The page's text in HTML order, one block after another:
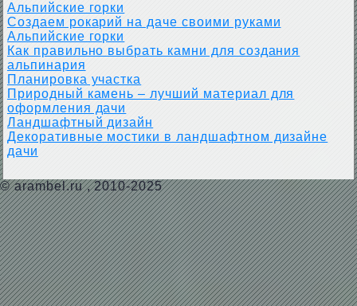
Альпийские горки
Создаем рокарий на даче своими руками
Альпийские горки
Как правильно выбрать камни для создания
альпинария
Планировка участка
Природный камень – лучший материал для
оформления дачи
Ландшафтный дизайн
Декоративные мостики в ландшафтном дизайне
дачи
© arambel.ru, 2010-2025